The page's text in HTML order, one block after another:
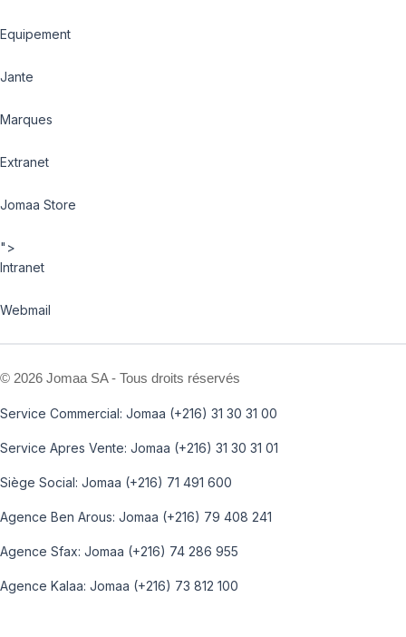
Equipement
Jante
Marques
Extranet
Jomaa Store
">
Intranet
Webmail
© 2026 Jomaa SA - Tous droits réservés
Service Commercial: Jomaa (+216) 31 30 31 00
Service Apres Vente: Jomaa (+216) 31 30 31 01
Siège Social: Jomaa (+216) 71 491 600
Agence Ben Arous: Jomaa (+216) 79 408 241
Agence Sfax: Jomaa (+216) 74 286 955
Agence Kalaa: Jomaa (+216) 73 812 100